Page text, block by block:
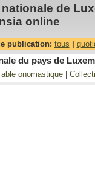
de
online
publication: tous
du pays de
onomastique|